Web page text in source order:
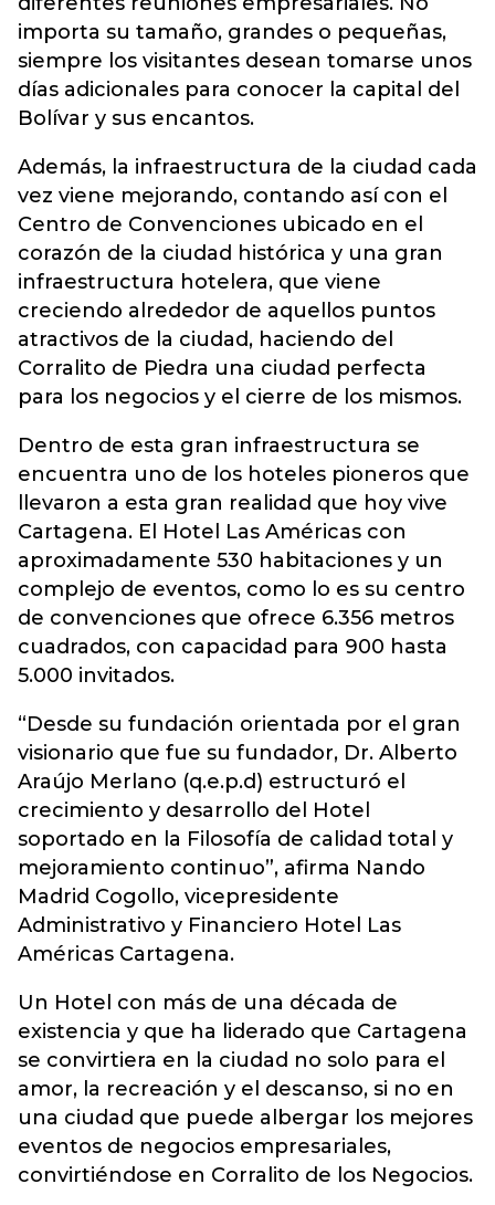
importa su tamaño, grandes o pequeñas,
siempre los visitantes desean tomarse unos
días adicionales para conocer la capital del
Bolívar y sus encantos.
Además, la infraestructura de la ciudad cada
vez viene mejorando, contando así con el
Centro de Convenciones ubicado en el
corazón de la ciudad histórica y una gran
infraestructura hotelera, que viene
creciendo alrededor de aquellos puntos
atractivos de la ciudad, haciendo del
Corralito de Piedra una ciudad perfecta
para los negocios y el cierre de los mismos.
Dentro de esta gran infraestructura se
encuentra uno de los hoteles pioneros que
llevaron a esta gran realidad que hoy vive
Cartagena. El Hotel Las Américas con
aproximadamente 530 habitaciones y un
complejo de eventos, como lo es su centro
de convenciones que ofrece 6.356 metros
cuadrados, con capacidad para 900 hasta
5.000 invitados.
“Desde su fundación orientada por el gran
visionario que fue su fundador, Dr. Alberto
Araújo Merlano (q.e.p.d) estructuró el
crecimiento y desarrollo del Hotel
soportado en la Filosofía de calidad total y
mejoramiento continuo”, afirma Nando
Madrid Cogollo, vicepresidente
Administrativo y Financiero Hotel Las
Américas Cartagena.
Un Hotel con más de una década de
existencia y que ha liderado que Cartagena
se convirtiera en la ciudad no solo para el
amor, la recreación y el descanso, si no en
una ciudad que puede albergar los mejores
eventos de negocios empresariales,
convirtiéndose en Corralito de los Negocios.